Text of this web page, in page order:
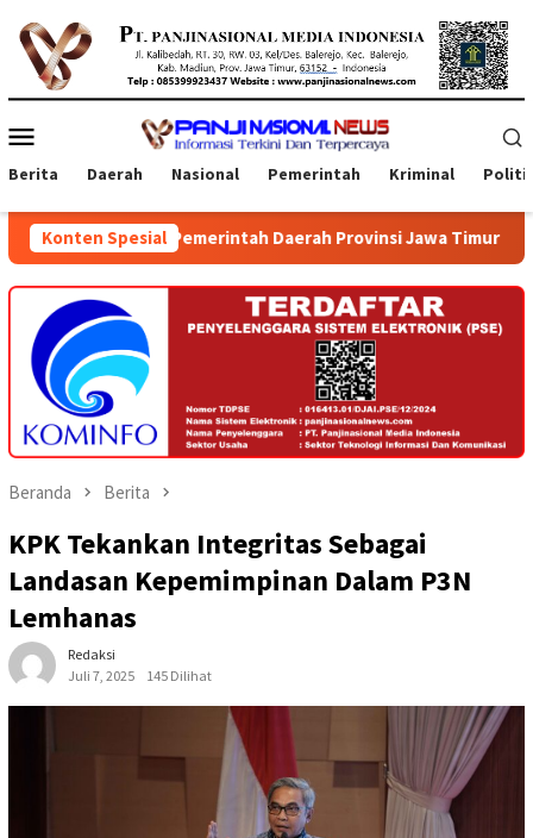
konten
Mobile
Berita Daerah Nasional Pemerintah Kriminal
Konten Spesial
Daerah Provinsi Jawa Timur dan Bali Kejati
Beranda Berita
KPK Tekankan Integritas Sebagai
Landasan Kepemimpinan Dalam P3N
Lemhanas
Redaksi
Juli 7, 2025
145 Dilihat